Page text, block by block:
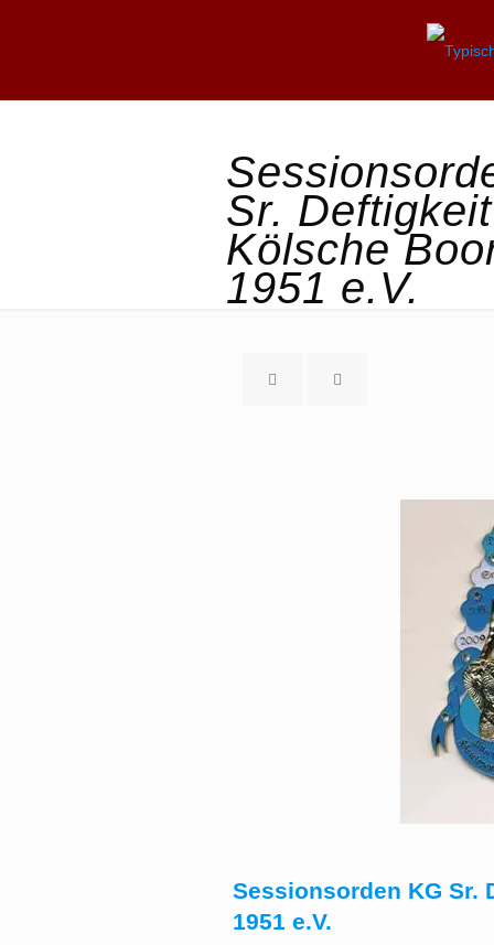
Sr. Deftigkeit
Kölsche
1951 e.V.
Sessionsorden KG Sr.
1951 e.V.